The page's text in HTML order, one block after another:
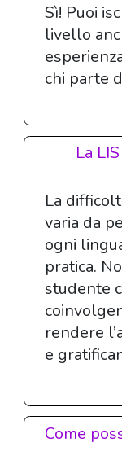
Sì! Puoi
livello
chi parte
La
La
varia da
ogni
pratica.
studente
rendere
e
Come